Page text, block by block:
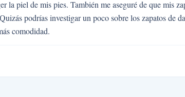
la piel de mis pies. También me aseguré de que mis
podrías investigar un poco sobre los zapatos de
comodidad.